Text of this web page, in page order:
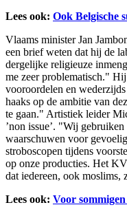
Lees ook: Ook Belgische
Vlaams minister Jan
een brief weten dat hij de
dergelijke religieuze
me zeer problematisch."
vooroordelen en
haaks op de ambitie van
te gaan." Artistiek leider
’non issue’. "Wij
waarschuwen voor
stroboscopen tijdens
op onze producties. Het
dat iedereen, ook
Lees ook: Voor